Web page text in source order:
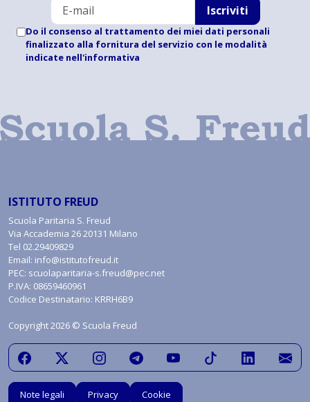
Iscriviti
Do il consenso al trattamento dei miei dati personali
finalizzato alla fornitura del servizio con le modalità
indicate nell'informativa
ISTITUTO FREUD
Scuola Paritaria S. Freud
Via Accademia 26 20131 Milano
Tel 02.29409829
Email: info@istitutofreud.it
PEC: scuolaparitaria-s.freud@pec.net
P.IVA: 08659460961
Codice Destinatario: KRRH6B9
Copyright 2026 © Scuola Freud
Note legali Privacy
Cookie